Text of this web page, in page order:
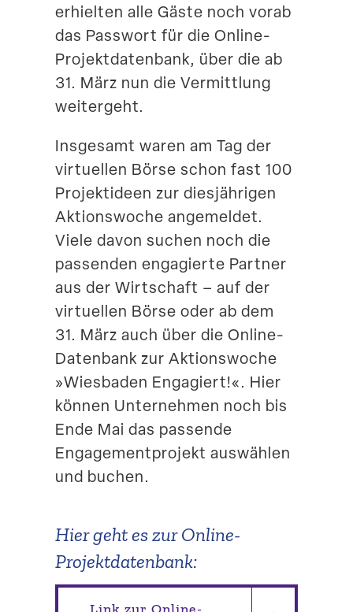
erhielten alle Gäste noch vorab
das Passwort für die Online-
Projektdatenbank, über die ab
31. März nun die Vermittlung
weitergeht.
Insgesamt waren am Tag der
virtu­ellen Börse schon fast 100
Projekt­ideen zur diesjäh­rigen
Aktions­woche angemeldet.
Viele davon suchen noch die
passenden engagierte Partner
aus der Wirtschaft – auf der
virtu­ellen Börse oder ab dem
31. März auch über die Online-
Datenbank zur Aktions­woche
»Wiesbaden Engagiert!«. Hier
können Unter­nehmen noch bis
Ende Mai das passende
Engage­ment­projekt auswählen
und buchen.
Hier geht es zur Online-
Projektdatenbank: